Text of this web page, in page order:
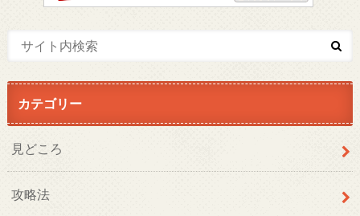
カテゴリー
見どころ
攻略法